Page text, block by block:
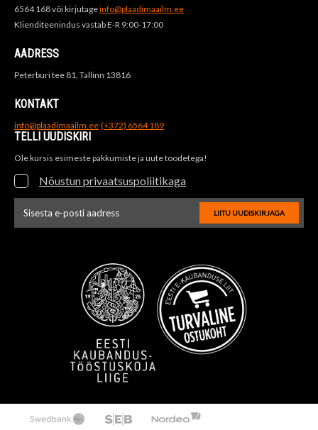
6564 168 või kirjutageinfo@plaadimaailm.ee
Klienditeenindus vastab E-R 9:00-17:00
AADRESS
Peterburi tee 81, Tallinn 13816
KONTAKT
info@plaadimaailm.ee (+372) 6564 189
TELLI UUDISKIRI
Ole kursis esimeste pakkumiste ja uute toodetega!
Nõustun privaatsuspoliitikaga
LIITU UUDISKIRJAGA